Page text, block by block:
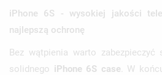
iPhone 6S - wysokiej jakości
najlepszą ochronę
Bez wątpienia warto
solidnego iPhone 6S case . W